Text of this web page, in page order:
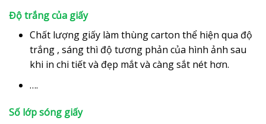
Độ trắng của giấy
Chất lượng giấy làm thùng carton thể hiện qua độ
trắng , sáng thì độ tương phản của hình ảnh sau
khi in chi tiết và đẹp mắt và càng sắt nét hơn.
….
Số lớp sóng giấy